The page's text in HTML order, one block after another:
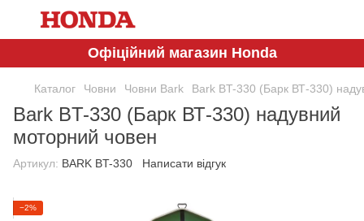
Офіційний магазин Honda
Каталог Човни Човни Bark Bark BT-330 (Барк ВТ-330)
Bark BT-330 (Барк ВТ-330) надувний
моторний човен
Артикул: BARK BT-330 Написати відгук
−2%